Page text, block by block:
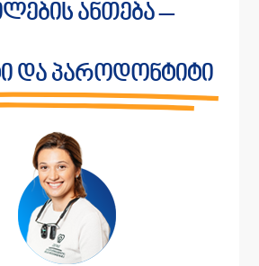
ანთება –
და პაროდონტიტი